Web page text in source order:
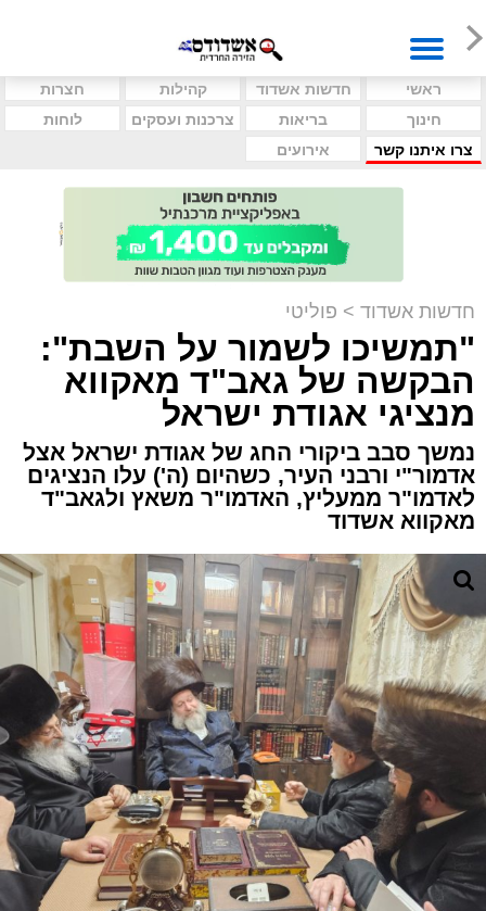
ראשי חדשות אשדוד קהילות
חצרות
חינוך
בריאות צרכנות ועסקים
לוחות
צרו איתנו קשר
אירועים
חדשות אשדוד > פוליטי
"תמשיכו לשמור על השבת":
הבקשה של גאב"ד מאקווא
מנציגי אגודת ישראל
נמשך סבב ביקורי החג של אגודת ישראל אצל
אדמור"י ורבני העיר, כשהיום (ה') עלו הנציגים
לאדמו"ר ממעליץ, האדמו"ר משאץ ולגאב"ד
מאקווא אשדוד